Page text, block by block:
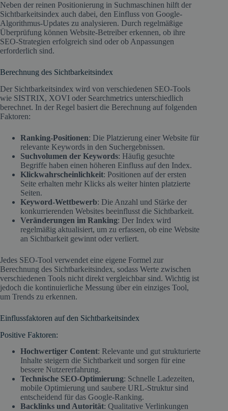
Neben der reinen Positionierung in Suchmaschinen hilft der
Sichtbarkeitsindex auch dabei, den Einfluss von Google-
Algorithmus-Updates zu analysieren. Durch regelmäßige
Überprüfung können Website-Betreiber erkennen, ob ihre
SEO-Strategien erfolgreich sind oder ob Anpassungen
erforderlich sind.
Berechnung des Sichtbarkeitsindex
Der Sichtbarkeitsindex wird von verschiedenen SEO-Tools
wie SISTRIX, XOVI oder Searchmetrics unterschiedlich
berechnet. In der Regel basiert die Berechnung auf folgenden
Faktoren:
Ranking-Positionen: Die Platzierung einer Website für
relevante Keywords in den Suchergebnissen.
Suchvolumen der Keywords: Häufig gesuchte
Begriffe haben einen höheren Einfluss auf den Index.
Klickwahrscheinlichkeit: Positionen auf der ersten
Seite erhalten mehr Klicks als weiter hinten platzierte
Seiten.
Keyword-Wettbewerb: Die Anzahl und Stärke der
konkurrierenden Websites beeinflusst die Sichtbarkeit.
Veränderungen im Ranking: Der Index wird
regelmäßig aktualisiert, um zu erfassen, ob eine Website
an Sichtbarkeit gewinnt oder verliert.
Jedes SEO-Tool verwendet eine eigene Formel zur
Berechnung des Sichtbarkeitsindex, sodass Werte zwischen
verschiedenen Tools nicht direkt vergleichbar sind. Wichtig ist
jedoch die kontinuierliche Messung über ein einziges Tool,
um Trends zu erkennen.
Einflussfaktoren auf den Sichtbarkeitsindex
Positive Faktoren:
Hochwertiger Content: Relevante und gut strukturierte
Inhalte steigern die Sichtbarkeit und sorgen für eine
bessere Nutzererfahrung.
Technische SEO-Optimierung: Schnelle Ladezeiten,
mobile Optimierung und saubere URL-Struktur sind
entscheidend für das Google-Ranking.
Backlinks und Autorität: Qualitative Verlinkungen